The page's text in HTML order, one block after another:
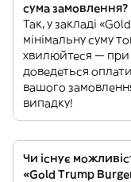
сума замовлення?
Так, у закладі
мінімальну суму
хвилюйтеся — при
доведеться
вашого
випадку!
Чи існує
«Gold Trump